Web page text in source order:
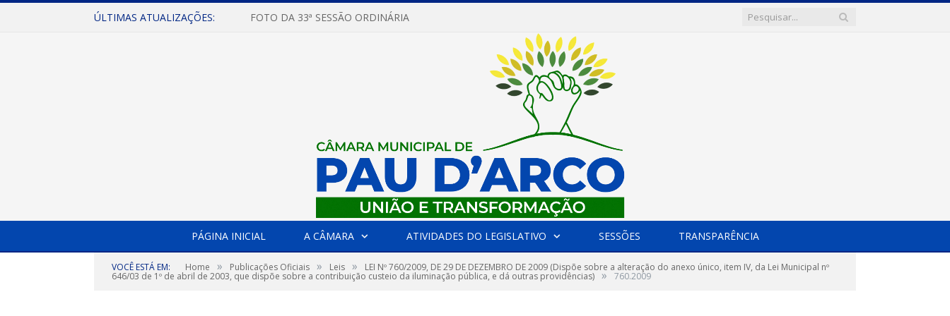
ÚLTIMAS ATUALIZAÇÕES: FOTO DA 33ª SESSÃO ORDINÁRIA
PÁGINA INICIAL A CÂMARA ATIVIDADES DO LEGISLATIVO SESSÕES TRANSPARÊNCIA
VOCÊ ESTÁ EM: Home » Publicações Oficiais » Leis » LEI Nº 760/2009, DE 29 DE DEZEMBRO DE 2009 (Dispõe sobre a alteração do anexo único, item IV, da Lei Municipal nº
646/03 de 1º de abril de 2003, que dispõe sobre a contribuição custeio da iluminação pública, e dá outras providências) » 760.2009